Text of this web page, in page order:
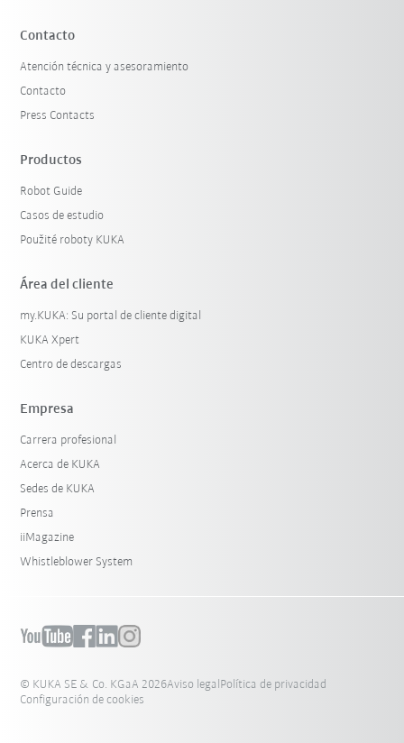
Restablecer filtro
Contacto
Atención técnica y asesoramiento
Contacto
Press Contacts
Productos
Robot Guide
Casos de estudio
Použité roboty KUKA
Área del cliente
my.KUKA: Su portal de cliente digital
KUKA Xpert
Centro de descargas
Empresa
Carrera profesional
Acerca de KUKA
Sedes de KUKA
Prensa
iiMagazine
Whistleblower System
© KUKA SE & Co. KGaA 2026Aviso legalPolítica de privacidad
Configuración de cookies